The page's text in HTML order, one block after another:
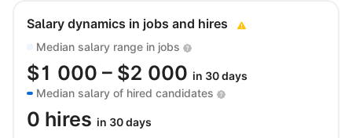
Salary dynamics in jobs and hires
Median salary range in jobs
$1 000 – $2 000 in 30 days
Median salary of hired candidates
0 hires in 30 days